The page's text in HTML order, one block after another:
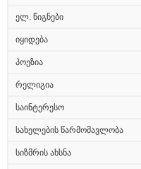
ელ. წიგნები
იყიდება
პოეზია
რელიგია
საინტერესო
სახელების წარმომავლობა
სიზმრის ახსნა